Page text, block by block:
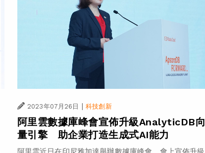
2023年07月26日 | 科技創新
阿里雲數據庫峰會宣佈升級AnalyticDB向
量引擎 助企業打造生成式AI能力